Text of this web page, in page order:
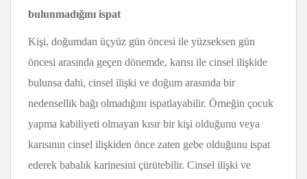
bulunmadığını ispat
Kişi, doğumdan üçyüz gün öncesi ile yüzseksen gün
öncesi arasında geçen dönemde, karısı ile cinsel ilişkide
bulunsa dahi, cinsel ilişki ve doğum arasında bir
nedensellik bağı olmadığını ispatlayabilir. Örneğin çocuk
yapma kabiliyeti olmayan kısır bir kişi olduğunu veya
karısının cinsel ilişkiden önce zaten gebe olduğunu ispat
ederek babalık karinesini çürütebilir. Cinsel ilişki ve